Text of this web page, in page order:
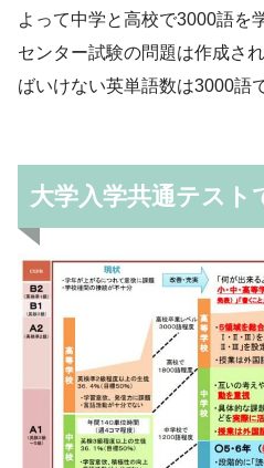
よって中学と高校で3000語を
センター試験の問題は作成さ
ばいけない英単語数は3000語
大学入学共通テスト